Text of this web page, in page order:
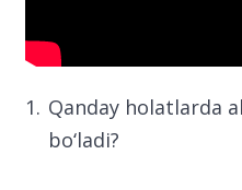
Qanday holatlarda
bo‘ladi?